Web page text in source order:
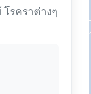
รคราต่างๆ